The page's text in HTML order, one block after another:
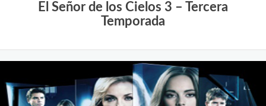
El Señor de los Cielos 3 – Tercera
Temporada